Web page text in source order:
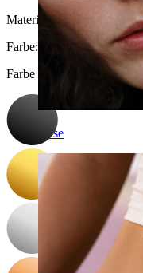
Nase
Material:Chirurgenstahl
Farbe:
Farbe auswählen